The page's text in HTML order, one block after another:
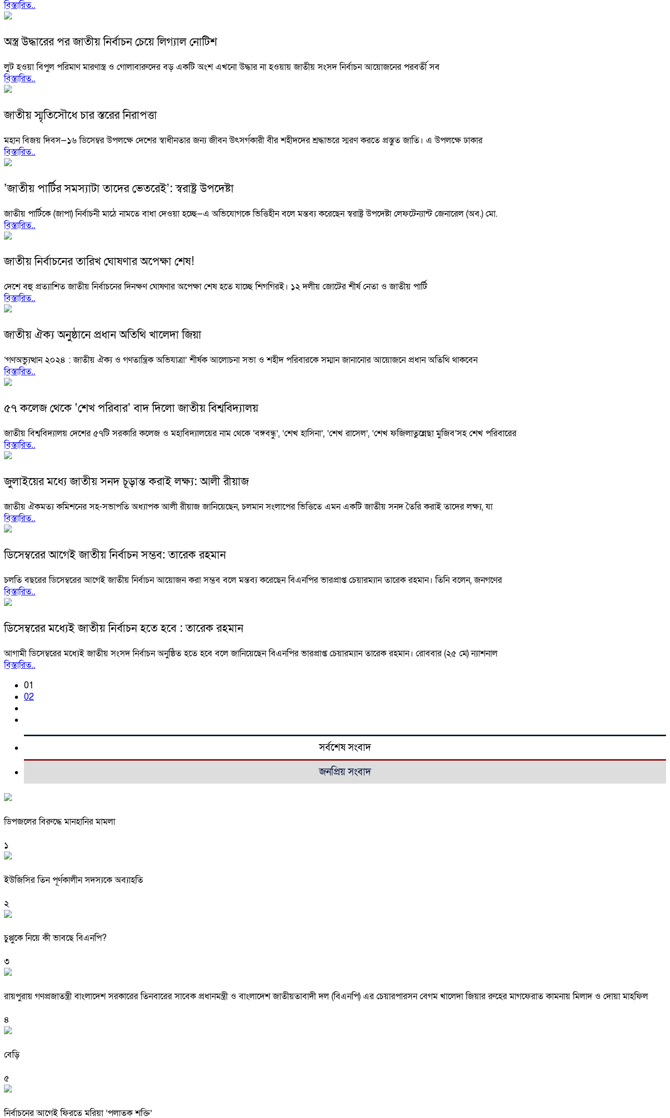
বিস্তারিত..
অস্ত্র উদ্ধারের পর জাতীয় নির্বাচন চেয়ে লিগ্যাল নোটিশ
লুট হওয়া বিপুল পরিমাণ মারণাস্ত্র ও গোলাবারুদের বড় একটি অংশ এখনো উদ্ধার না হওয়ায় জাতীয় সংসদ নির্বাচন আয়োজনের পরবর্তী সব
বিস্তারিত..
জাতীয় স্মৃতিসৌধে চার স্তরের নিরাপত্তা
মহান বিজয় দিবস—১৬ ডিসেম্বর উপলক্ষে দেশের স্বাধীনতার জন্য জীবন উৎসর্গকারী বীর শহীদদের শ্রদ্ধাভরে স্মরণ করতে প্রস্তুত জাতি। এ উপলক্ষে ঢাকার
বিস্তারিত..
‘জাতীয় পার্টির সমস্যাটা তাদের ভেতরেই’: স্বরাষ্ট্র উপদেষ্টা
জাতীয় পার্টিকে (জাপা) নির্বাচনী মাঠে নামতে বাধা দেওয়া হচ্ছে—এ অভিযোগকে ভিত্তিহীন বলে মন্তব্য করেছেন স্বরাষ্ট্র উপদেষ্টা লেফটেন্যান্ট জেনারেল (অব.) মো.
বিস্তারিত..
জাতীয় নির্বাচনের তারিখ ঘোষণার অপেক্ষা শেষ!
দেশে বহু প্রত্যাশিত জাতীয় নির্বাচনের দিনক্ষণ ঘোষণার অপেক্ষা শেষ হতে যাচ্ছে শিগগিরই। ১২ দলীয় জোটের শীর্ষ নেতা ও জাতীয় পার্টি
বিস্তারিত..
জাতীয় ঐক্য অনুষ্ঠানে প্রধান অতিথি খালেদা জিয়া
‘গণঅভ্যুত্থান ২০২৪ : জাতীয় ঐক্য ও গণতান্ত্রিক অভিযাত্রা’ শীর্ষক আলোচনা সভা ও শহীদ পরিবারকে সম্মান জানানোর আয়োজনে প্রধান অতিথি থাকবেন
বিস্তারিত..
৫৭ কলেজ থেকে ‘শেখ পরিবার’ বাদ দিলো জাতীয় বিশ্ববিদ্যালয়
জাতীয় বিশ্ববিদ্যালয় দেশের ৫৭টি সরকারি কলেজ ও মহাবিদ্যালয়ের নাম থেকে ‘বঙ্গবন্ধু’, ‘শেখ হাসিনা’, ‘শেখ রাসেল’, ‘শেখ ফজিলাতুন্নেছা মুজিব’সহ শেখ পরিবারের
বিস্তারিত..
জুলাইয়ের মধ্যে জাতীয় সনদ চূড়ান্ত করাই লক্ষ্য: আলী রীয়াজ
জাতীয় ঐকমত্য কমিশনের সহ-সভাপতি অধ্যাপক আলী রীয়াজ জানিয়েছেন, চলমান সংলাপের ভিত্তিতে এমন একটি জাতীয় সনদ তৈরি করাই তাদের লক্ষ্য, যা
বিস্তারিত..
ডিসেম্বরের আগেই জাতীয় নির্বাচন সম্ভব: তারেক রহমান
চলতি বছরের ডিসেম্বরের আগেই জাতীয় নির্বাচন আয়োজন করা সম্ভব বলে মন্তব্য করেছেন বিএনপির ভারপ্রাপ্ত চেয়ারম্যান তারেক রহমান। তিনি বলেন, জনগণের
বিস্তারিত..
ডিসেম্বরের মধ্যেই জাতীয় নির্বাচন হতে হবে : তারেক রহমান
আগামী ডিসেম্বরের মধ্যেই জাতীয় সংসদ নির্বাচন অনুষ্ঠিত হতে হবে বলে জানিয়েছেন বিএনপির ভারপ্রাপ্ত চেয়ারম্যান তারেক রহমান। রোববার (২৫ মে) ন্যাশনাল
বিস্তারিত..
01
02
সর্বশেষ সংবাদ
জনপ্রিয় সংবাদ
ডিপজলের বিরুদ্ধে মানহানির মামলা
১
ইউজিসির তিন পূর্ণকালীন সদস্যকে অব্যাহতি
২
চুপ্পুকে নিয়ে কী ভাবছে বিএনপি?
৩
রায়পুরায় গণপ্রজাতন্ত্রী বাংলাদেশ সরকারের তিনবারের সাবেক প্রধানমন্ত্রী ও বাংলাদেশ জাতীয়তাবাদী দল (বিএনপি) এর চেয়ারপারসন বেগম খালেদা জিয়ার রুহের মাগফেরাত কামনায় মিলাদ ও দোয়া মাহফিল
৪
বেড়ি
৫
নির্বাচনের আগেই ফিরতে মরিয়া ‘পলাতক শক্তি’